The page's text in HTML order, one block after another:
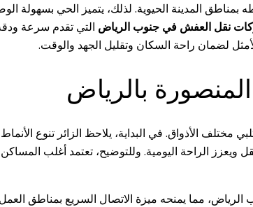
المدينة الحيوية. لذلك، يتميز الحي بسهولة
نقل العفش في جنوب الرياض التي تقدم سرعة
لضمان راحة السكان وتقليل الجهد والوقت.
بالرياض
مختلف الأذواق. في البداية، يلاحظ الزائر تنوع
ويعزز الراحة اليومية. وللتوضيح، تعتمد أغلب
مما يمنحه ميزة الاتصال السريع بمناطق العمل